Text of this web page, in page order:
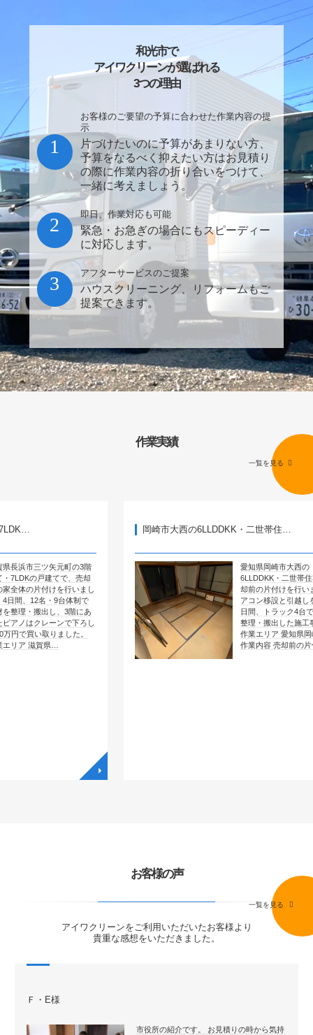
和光市で
アイワクリーンが選ばれる
3つの理由
お客様のご要望の予算に合わせた作業内容の提
示
片づけたいのに予算があまりない方、
予算をなるべく抑えたい方はお見積り
の際に作業内容の折り合いをつけて、
一緒に考えましょう。
1
即日、作業対応も可能
緊急・お急ぎの場合にもスピーディー
に対応します。
2
アフターサービスのご提案
ハウスクリーニング、リフォームもご
提案できます。
3
作業実績
一覧を見る
元町の3階
てで、売却
を行いまし
9台体制で
、3階にあ
ンで下ろし
りました。
…
岡崎市大西の6LLDDKK・二世帯住…
愛知県岡崎市大西の
6LLDDKK・二世帯住宅で、売
却前の片付けを行いました。エ
アコン移設と引越しを含めて4
日間、トラック4台で全部屋を
整理・搬出した施工事例です。
作業エリア 愛知県岡崎市大西
作業内容 売却前の片付け …
お客様の声
アイワクリーンをご利用いただいたお客様より
貴重な感想をいただきました。
一覧を見る
Ｆ・E様
市役所の紹介です。 お見積りの時から気持